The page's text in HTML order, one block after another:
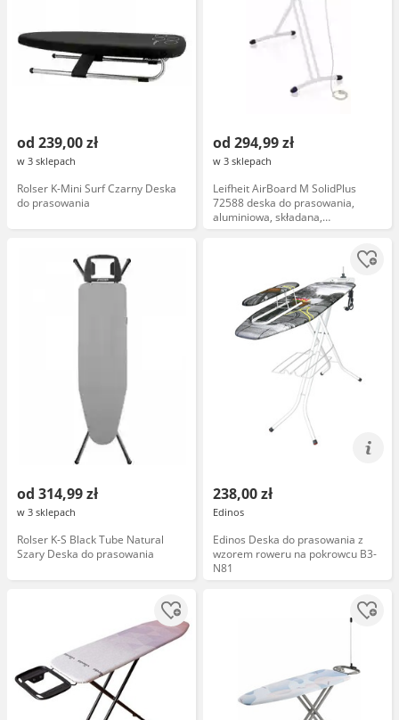
od 239,00 zł
w 3 sklepach
Rolser K-Mini Surf Czarny Deska
do prasowania
od 294,99 zł
w 3 sklepach
Leifheit AirBoard M SolidPlus
72588 deska do prasowania,
aluminiowa, składana,
antypoślizgowe nóżki
od 314,99 zł
w 3 sklepach
Rolser K-S Black Tube Natural
Szary Deska do prasowania
238,00 zł
Edinos
Edinos Deska do prasowania z
wzorem roweru na pokrowcu B3-
N81